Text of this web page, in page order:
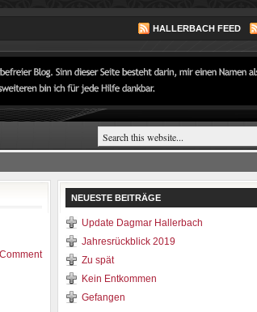
HALLERBACH FEED
NEUESTE BEITRÄGE
Update Dagmar Hallerbach
Jahresrückblick 2019
Zu spät
Kein Entkommen
Gefangen